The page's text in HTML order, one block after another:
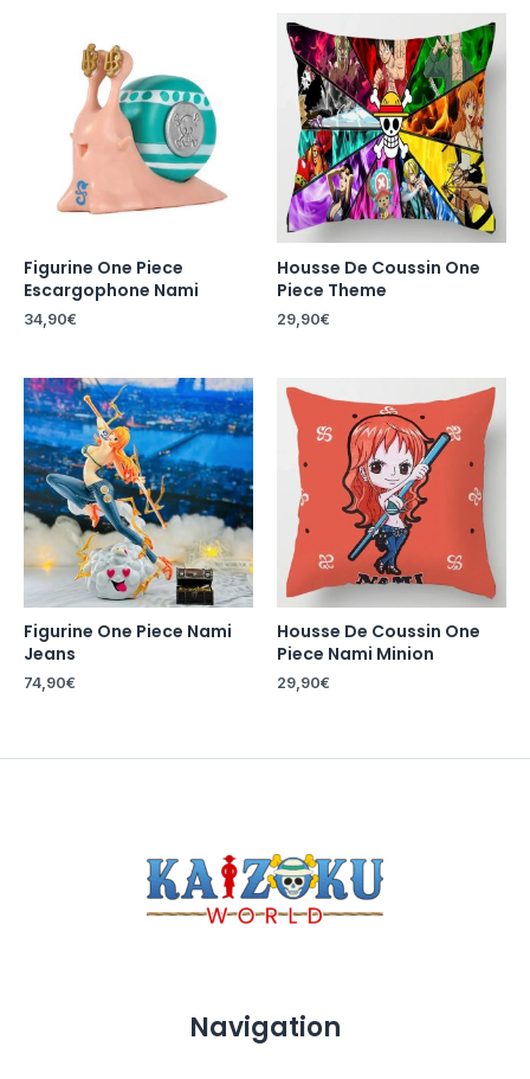
Figurine One Piece
Escargophone Nami
34,90€
Housse De Coussin One
Piece Theme
29,90€
Figurine One Piece Nami
Jeans
74,90€
Housse De Coussin One
Piece Nami Minion
29,90€
Navigation